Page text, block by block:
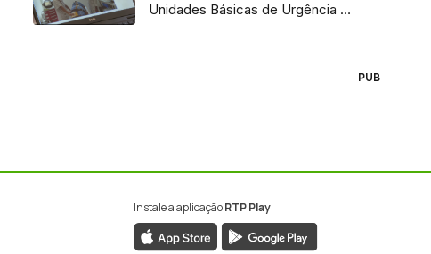
Unidades Básicas de Urgência e
PUB
Instale a aplicaçãoRTP Play